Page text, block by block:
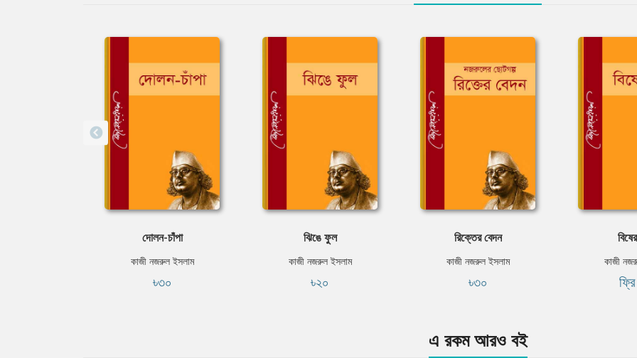
দোলন-চাঁপা
কাজী নজরুল ইসলাম
৳৩০
ঝিঙে ফুল
কাজী নজরুল ইসলাম
৳২০
রিক্তের বেদন
কাজী নজরুল ইসলাম
৳৩০
কাজী
এ রকম আরও বই